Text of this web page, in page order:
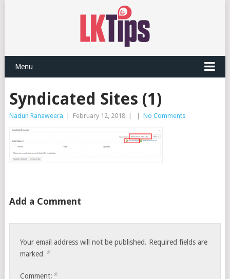
Menu
Syndicated Sites (1)
Nadun Ranaweera February 12, 2018 No Comments
Add a Comment
Your email address will not be published. Required fields are
marked *
Comment: *